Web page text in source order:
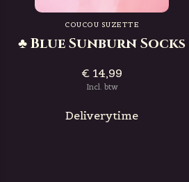
COUCOU SUZETTE
♣ Blue Sunburn Socks
€ 14,99
Incl. btw
Deliverytime